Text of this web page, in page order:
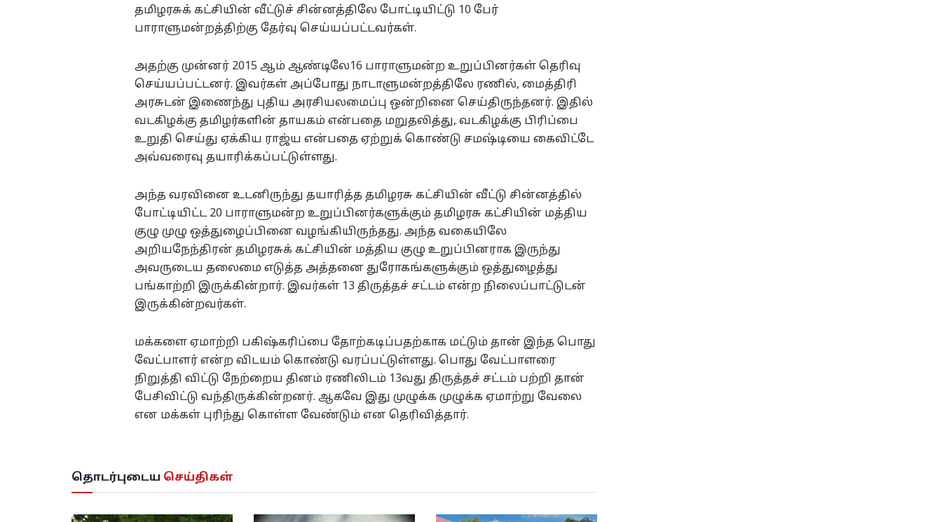
தமிழரசுக் கட்சியின் வீட்டுச் சின்னத்திலே போட்டியிட்டு 10 பேர்
பாராளுமன்றத்திற்கு தேர்வு செய்யப்பட்டவர்கள்.
அதற்கு முன்னர் 2015 ஆம் ஆண்டிலே16 பாராளுமன்ற உறுப்பினர்கள் தெரிவு
செய்யப்பட்டனர். இவர்கள் அப்போது நாடாளுமன்றத்திலே ரணில், மைத்திரி
அரசுடன் இணைந்து புதிய அரசியலமைப்பு ஒன்றினை செய்திருந்தனர். இதில்
வடகிழக்கு தமிழர்களின் தாயகம் என்பதை மறுதலித்து, வடகிழக்கு பிரிப்பை
உறுதி செய்து ஏக்கிய ராஜ்ய என்பதை ஏற்றுக் கொண்டு சமஷ்டியை கைவிட்டே
அவ்வரைவு தயாரிக்கப்பட்டுள்ளது.
அந்த வரவினை உடனிருந்து தயாரித்த தமிழரசு கட்சியின் வீட்டு சின்னத்தில்
போட்டியிட்ட 20 பாராளுமன்ற உறுப்பினர்களுக்கும் தமிழரசு கட்சியின் மத்திய
குழு முழு ஒத்துழைப்பினை வழங்கியிருந்தது. அந்த வகையிலே
அறியநேந்திரன் தமிழரசுக் கட்சியின் மத்திய குழு உறுப்பினராக இருந்து
அவருடைய தலைமை எடுத்த அத்தனை துரோகங்களுக்கும் ஒத்துழைத்து
பங்காற்றி இருக்கின்றார். இவர்கள் 13 திருத்தச் சட்டம் என்ற நிலைப்பாட்டுடன்
இருக்கின்றவர்கள்.
மக்களை ஏமாற்றி பகிஷ்கரிப்பை தோற்கடிப்பதற்காக மட்டும் தான் இந்த பொது
வேட்பாளர் என்ற விடயம் கொண்டு வரப்பட்டுள்ளது. பொது வேட்பாளரை
நிறுத்தி விட்டு நேற்றைய தினம் ரணிலிடம் 13வது திருத்தச் சட்டம் பற்றி தான்
பேசிவிட்டு வந்திருக்கின்றனர். ஆகவே இது முழுக்க முழுக்க ஏமாற்று வேலை
என மக்கள் புரிந்து கொள்ள வேண்டும் என தெரிவித்தார்.
தொடர்புடைய செய்திகள்